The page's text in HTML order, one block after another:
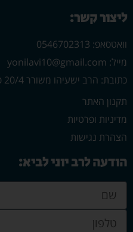
ליצור קשר:
וואטסאפ: 0546702313
מייל: yonilavi10@gmail.com
כתובת: הרב ישעיהו משורר 20/4 פתח תקווה
תקנון האתר
מדיניות ופרטיות
הצהרת נגישות
הודעה לרב יוני לביא: